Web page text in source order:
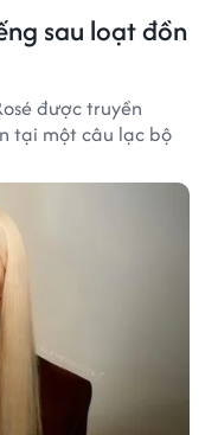
sau loạt đồn
được truyền
tại một câu lạc bộ